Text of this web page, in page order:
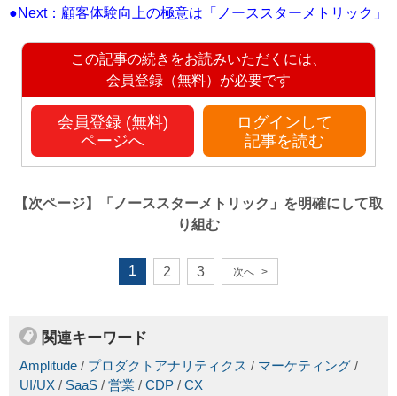
●Next：顧客体験向上の極意は「ノーススターメトリック」
この記事の続きをお読みいただくには、
会員登録（無料）が必要です
会員登録 (無料)
ページへ
ログインして
記事を読む
【次ページ】
「ノーススターメトリック」を明確にして取
り組む
1 2 3 次へ >
関連キーワード
Amplitude / プロダクトアナリティクス / マーケティング /
UI/UX / SaaS / 営業 / CDP / CX